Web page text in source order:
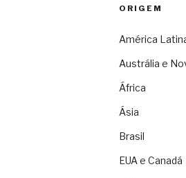
ORIGEM
América
Austrália e
África
Ásia
Brasil
EUA e Canadá